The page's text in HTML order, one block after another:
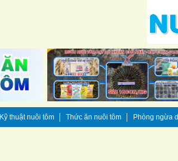
Kỹ thuật nuôi tôm Thức ăn nuôi tôm Phòng ngừa